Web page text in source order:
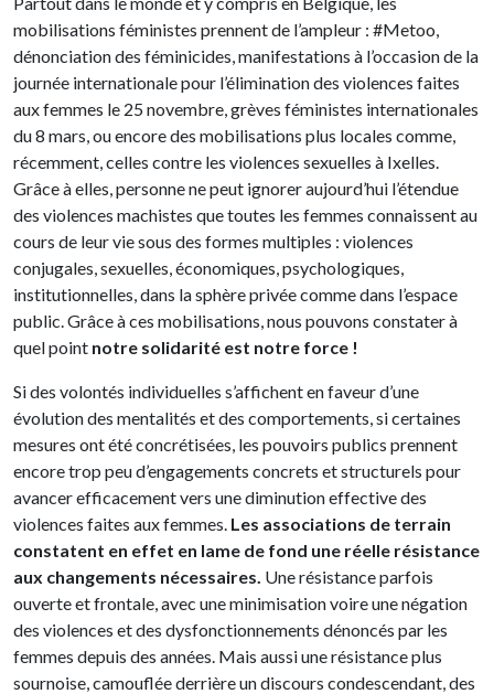
mobilisations féministes prennent de l’ampleur : #Metoo,
dénonciation des féminicides, manifestations à l’occasion de la
journée internationale pour l’élimination des violences faites
aux femmes le 25 novembre, grèves féministes internationales
du 8 mars, ou encore des mobilisations plus locales comme,
récemment, celles contre les violences sexuelles à Ixelles.
Grâce à elles, personne ne peut ignorer aujourd’hui l’étendue
des violences machistes que toutes les femmes connaissent au
cours de leur vie sous des formes multiples : violences
conjugales, sexuelles, économiques, psychologiques,
institutionnelles, dans la sphère privée comme dans l’espace
public. Grâce à ces mobilisations, nous pouvons constater à
quel point notre solidarité est notre force !
Si des volontés individuelles s’affichent en faveur d’une
évolution des mentalités et des comportements, si certaines
mesures ont été concrétisées, les pouvoirs publics prennent
encore trop peu d’engagements concrets et structurels pour
avancer efficacement vers une diminution effective des
violences faites aux femmes. Les associations de terrain
constatent en effet en lame de fond une réelle résistance
aux changements nécessaires. Une résistance parfois
ouverte et frontale, avec une minimisation voire une négation
des violences et des dysfonctionnements dénoncés par les
femmes depuis des années. Mais aussi une résistance plus
sournoise, camouflée derrière un discours condescendant, des